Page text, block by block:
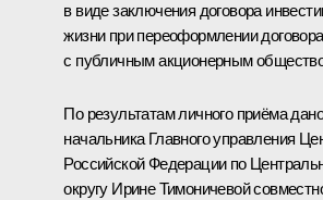
в виде заключения договора
жизни при переоформлении
с публичным акционерным
По результатам личного приёма
начальника Главного управления
Российской Федерации по
округу Ирине Тимоничевой